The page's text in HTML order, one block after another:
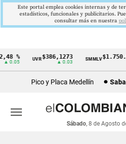
Cintillo
económicos
Colombia
%
0.05
UVR$386,1273
▲ 0.03
SMMLV
Pico y Placa Medellín
Sábado, 8 de Agosto
menu
Este portal emplea cookies internas y de
estadísticos, funcionales y publicitarios.
consultar más en nuestra